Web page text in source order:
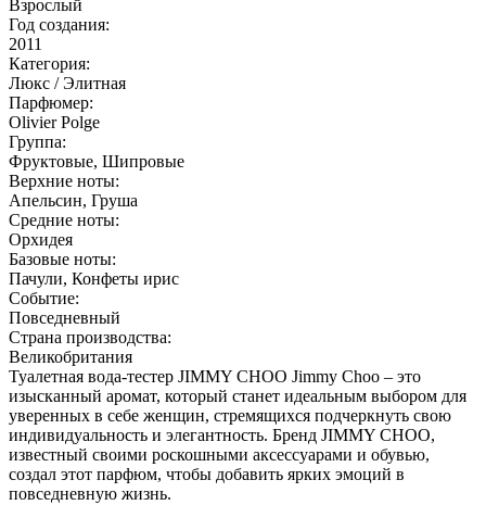
Взрослый
Год создания:
2011
Категория:
Люкс / Элитная
Парфюмер:
Olivier Polge
Группа:
Фруктовые, Шипровые
Верхние ноты:
Апельсин, Груша
Средние ноты:
Орхидея
Базовые ноты:
Пачули, Конфеты ирис
Событие:
Повседневный
Страна производства:
Великобритания
Туалетная вода-тестер JIMMY CHOO Jimmy Choo – это
изысканный аромат, который станет идеальным выбором для
уверенных в себе женщин, стремящихся подчеркнуть свою
индивидуальность и элегантность. Бренд JIMMY CHOO,
известный своими роскошными аксессуарами и обувью,
создал этот парфюм, чтобы добавить ярких эмоций в
повседневную жизнь.